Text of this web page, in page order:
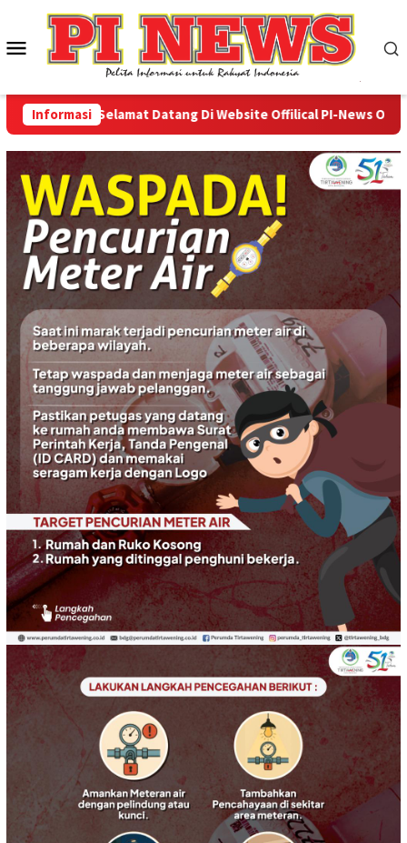
konten
Menu
Mobile
InformasiSelamat Datang Di Website Offilical PI-News Online -